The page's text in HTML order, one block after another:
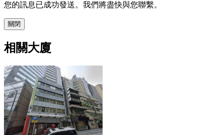
您的訊息已成功發送。我們將盡快與您聯繫。
關閉
相關大廈